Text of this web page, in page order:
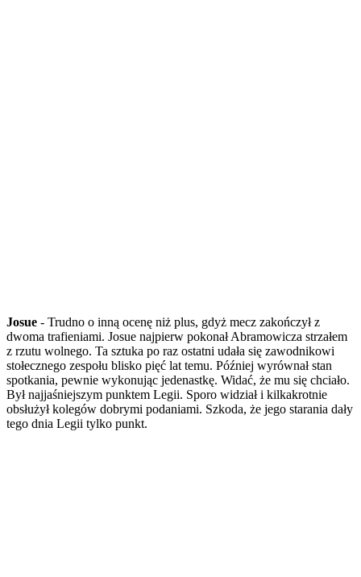
Josue - Trudno o inną ocenę niż plus, gdyż mecz zakończył z
dwoma trafieniami. Josue najpierw pokonał Abramowicza strzałem
z rzutu wolnego. Ta sztuka po raz ostatni udała się zawodnikowi
stołecznego zespołu blisko pięć lat temu. Później wyrównał stan
spotkania, pewnie wykonując jedenastkę. Widać, że mu się chciało.
Był najjaśniejszym punktem Legii. Sporo widział i kilkakrotnie
obsłużył kolegów dobrymi podaniami. Szkoda, że jego starania dały
tego dnia Legii tylko punkt.